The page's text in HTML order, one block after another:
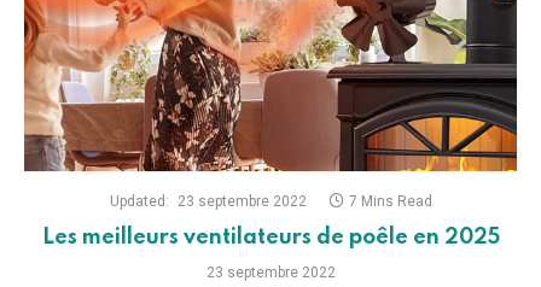
Updated: 23 septembre 2022 7 Mins Read
Les meilleurs ventilateurs de poêle en 2025
23 septembre 2022